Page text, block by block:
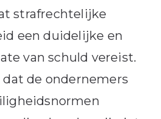
strafrechtelijke
een duidelijke en
van schuld vereist.
de ondernemers